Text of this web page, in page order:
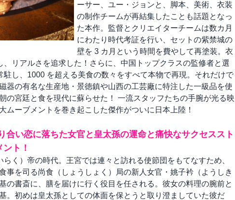
ーサー、ユー・ジョンと、脚本、美術、衣装
の制作チームが再結集したことも話題となっ
た本作。監督とクリエイターチームは数カ月
にわたり時代考証を行い、セットの紫禁城の
壁を 3 カ月という時間を費やして再塗装。衣
リアルさを追求した！さらに、中国トップクラスの監修者と選
し、1000 を超える美食の数々をすべて本物で再現。それだけで
器の有名な生産地・景徳鎮や山西の工芸廠に特注した一級品を使
の宮廷と食を現代に蘇らせた！ 一流スタッフたちの手腕が光る映
ムーブメントを巻き起こした傑作がついに日本上陸！
い恋に落ちた女官と皇太孫の運命と痛快なサクセススト
ト！
く）帝の時代。王宮では連々と訪れる使節団をもてなすため、
事を司る尚食（しょうしょく）局の新人女官・姚子衿（ようしき
の書斎に、膳を届けに行く役目を任される。彼女の料理の腕前と
。初めは皇太孫としての体面を保とうと取り澄ましていた彼だ